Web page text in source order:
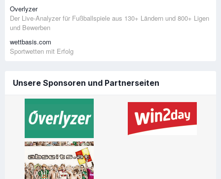
Overlyzer
Der Live-Analyzer für Fußballspiele aus 130+ Ländern und 800+ Ligen
und Bewerben
wettbasis.com
Sportwetten mit Erfolg
Unsere Sponsoren und Partnerseiten